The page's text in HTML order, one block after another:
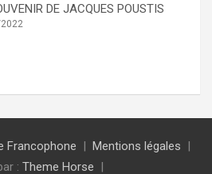
DE JACQUES POUSTIS
Francophone
Mentions légales
: Theme Horse